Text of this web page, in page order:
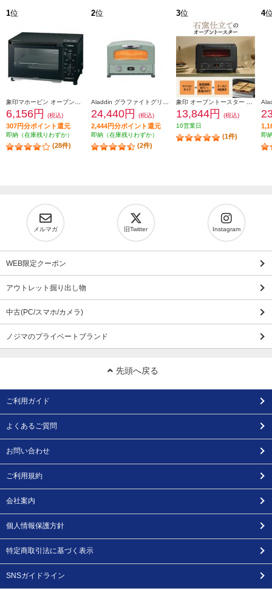
1位
6,156円 (税込)
307円分ポイント還元
即納（在庫残りわずか）
(28件)
2位
24,440円 (税込)
2,444円分ポイント還元
即納（在庫残りわずか）
(2件)
3位
13,844円
(税込)
10営業日
(1件)
4
即
メルマガ 旧Twitter Instagram
WEB限定クーポン
アウトレット掘り出し物
中古(PC/スマホ/カメラ)
ノジマのプライベートブランド
先頭へ戻る
ご利用ガイド
よくあるご質問
お問い合わせ
ご利用規約
会社案内
個人情報保護方針
特定商取引法に基づく表示
SNSガイドライン